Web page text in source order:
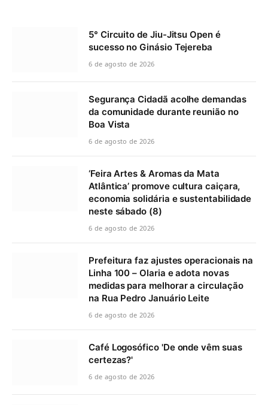
5° Circuito de Jiu-Jitsu Open é
sucesso no Ginásio Tejereba
6 de agosto de 2026
Segurança Cidadã acolhe demandas
da comunidade durante reunião no
Boa Vista
6 de agosto de 2026
‘Feira Artes & Aromas da Mata
Atlântica’ promove cultura caiçara,
economia solidária e sustentabilidade
neste sábado (8)
6 de agosto de 2026
Prefeitura faz ajustes operacionais na
Linha 100 – Olaria e adota novas
medidas para melhorar a circulação
na Rua Pedro Januário Leite
6 de agosto de 2026
Café Logosófico 'De onde vêm suas
certezas?'
6 de agosto de 2026